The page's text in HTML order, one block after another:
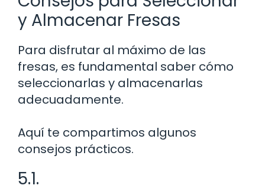
y Almacenar Fresas
Para disfrutar al máximo de las
fresas, es fundamental saber cómo
seleccionarlas y almacenarlas
adecuadamente.
Aquí te compartimos algunos
consejos prácticos.
5.1.